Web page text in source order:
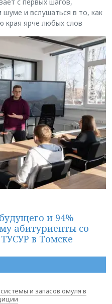
шуме и вслушаться в то, как
края ярче любых слов
и 94%
абитуриенты со
в Томске
и запасов омуля в